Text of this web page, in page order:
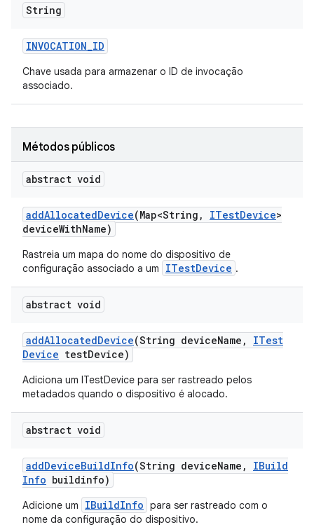
String
INVOCATION_ID
Chave usada para armazenar o ID de invocação
associado.
Métodos públicos
abstract void
addAllocatedDevice(Map<String , ITestDevice>
deviceWithName)
Rastreia um mapa do nome do dispositivo de
configuração associado a um
ITestDevice .
abstract void
addAllocatedDevice(String deviceName ,
ITest
Device testDevice)
Adiciona um ITestDevice para ser rastreado pelos
metadados quando o dispositivo é alocado.
abstract void
addDeviceBuildInfo(String deviceName ,
IBuild
Info buildinfo)
Adicione um IBuildInfo para ser rastreado com o
nome da configuração do dispositivo.